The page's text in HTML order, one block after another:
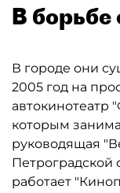
В борьбе
В городе они
2005 год на
автокинотеатр
которым
руководящая
Петроградской
работает